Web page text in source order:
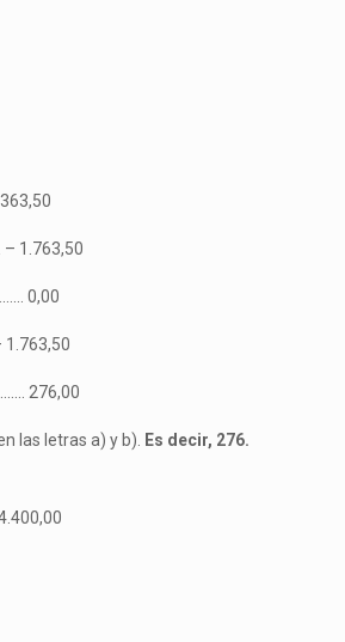
1.763,50
0,00
276,00
las letras a) y b). Es decir, 276.